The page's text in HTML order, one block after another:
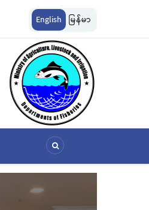
ဌာနနှင့် FFI အကြား မြန်မာနိုင်ငံ ပင်လယ်နှင့် ရ
မှု မူဘောင်စာချုပ်” လက်မှတ်ရေးထိုး
English မြန်မာ